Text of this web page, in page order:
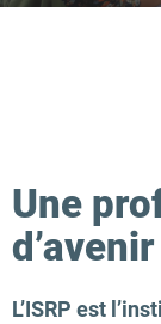
Une
L’ISRP est